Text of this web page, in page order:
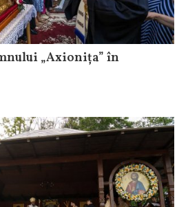
„Axionița” în